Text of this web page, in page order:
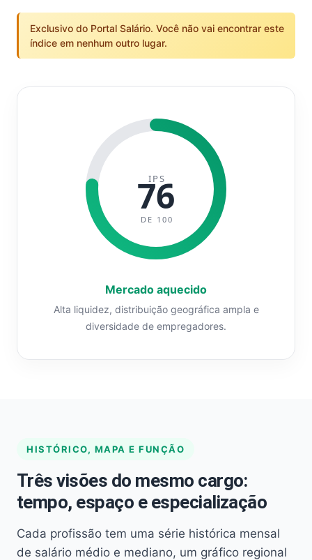
Exclusivo do Portal Salário. Você não vai encontrar este
índice em nenhum outro lugar.
IPS
76
DE 100
Mercado aquecido
Alta liquidez, distribuição geográfica ampla e
diversidade de empregadores.
HISTÓRICO, MAPA E FUNÇÃO
Três visões do mesmo cargo:
tempo, espaço e especialização
Cada profissão tem uma série histórica mensal
de salário médio e mediano, um gráfico regional